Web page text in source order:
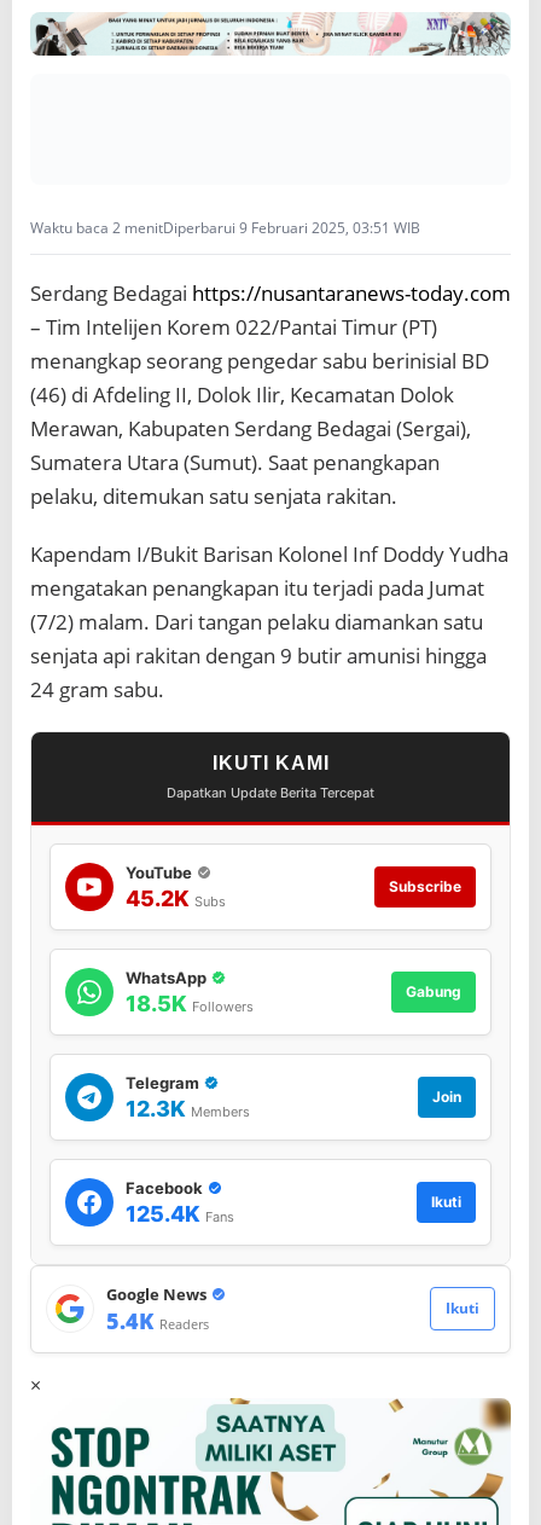
A
p
n
d
S
e
g
a
,
B
n
a
L
o
o
s
Waktu baca 2 menitDiperbarui 9 Februari 2025, 03:51 WIB
Serdang Bedagai https://nusantaranews-today.com
– Tim Intelijen Korem 022/Pantai Timur (PT)
menangkap seorang pengedar sabu berinisial BD
(46) di Afdeling II, Dolok Ilir, Kecamatan Dolok
Merawan, Kabupaten Serdang Bedagai (Sergai),
Sumatera Utara (Sumut). Saat penangkapan
pelaku, ditemukan satu senjata rakitan.
Kapendam I/Bukit Barisan Kolonel Inf Doddy Yudha
mengatakan penangkapan itu terjadi pada Jumat
(7/2) malam. Dari tangan pelaku diamankan satu
senjata api rakitan dengan 9 butir amunisi hingga
24 gram sabu.
IKUTI KAMI
Dapatkan Update Berita Tercepat
YouTube
45.2K Subs
Subscribe
WhatsApp
18.5K Followers
Gabung
Telegram
12.3K Members
Join
Facebook
125.4K Fans
Ikuti
Google News
5.4K Readers
Ikuti
×